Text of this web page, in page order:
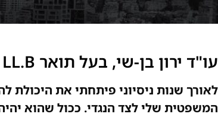
עו"ד ירון בן-שי, בעל תואר LL.B במשפטים.
לאורך שנות ניסיוני פיתחתי את
המשפטית שלי לצד הנגדי. ככול שהוא